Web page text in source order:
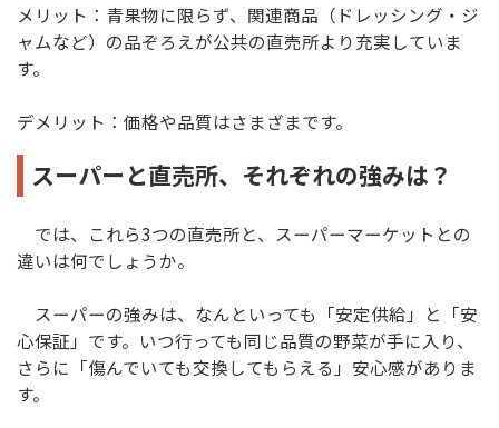
メリット：青果物に限らず、関連商品（ドレッシング・ジ
ャムなど）の品ぞろえが公共の直売所より充実していま
す。
デメリット：価格や品質はさまざまです。
スーパーと直売所、それぞれの強みは？
では、これら3つの直売所と、スーパーマーケットとの
違いは何でしょうか。
スーパーの強みは、なんといっても「安定供給」と「安
心保証」です。いつ行っても同じ品質の野菜が手に入り、
さらに「傷んでいても交換してもらえる」安心感がありま
す。